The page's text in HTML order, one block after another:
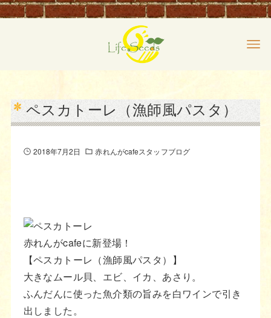
ペスカトーレ（漁師風パスタ）
2018年7月2日 赤れんがcafeスタッフブログ
赤れんがcafeに新登場！
【ペスカトーレ（漁師風パスタ）】
大きなムール貝、エビ、イカ、あさり。
ふんだんに使った魚介類の旨みを白ワインで引き
出しました。